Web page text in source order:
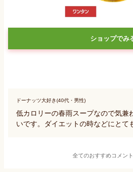
ショップでみ
ドーナッツ大好き(40代・男性)
低カロリーの春雨スープなので気兼
いです。ダイエットの時などにとて
全てのおすすめコメント